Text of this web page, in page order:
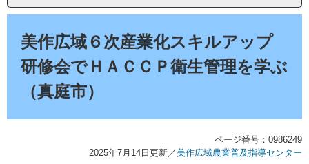
美作広域６次産業化スキルアップ
研修会でＨＡＣＣＰ衛生管理を学ぶ
（真庭市）
ページ番号：0986249
2025年7月14日更新／美作広域農業普及指導センター